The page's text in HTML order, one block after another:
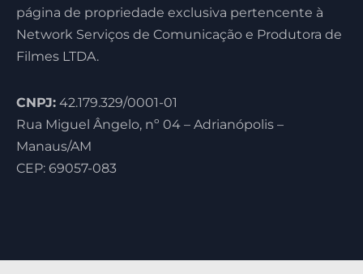
página de propriedade exclusiva pertencente à
Network Serviços de Comunicação e Produtora de
Filmes LTDA.
CNPJ: 42.179.329/0001-01
Rua Miguel Ângelo, nº 04 – Adrianópolis –
Manaus/AM
CEP: 69057-083